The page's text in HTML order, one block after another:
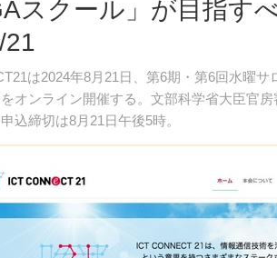
スクール」が目指す
21
は2024年8月21日、第6期・第6回水曜サ
オンライン開催する。文部科学省大臣官
込締切は8月21日午後5時。